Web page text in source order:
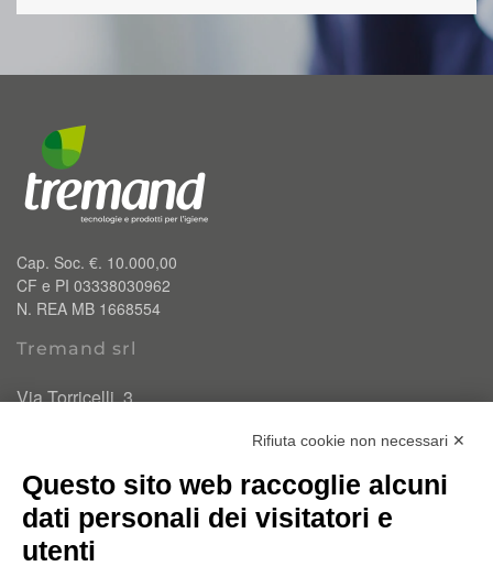
Cap. Soc. €. 10.000,00
CF e PI 03338030962
N. REA MB 1668554
Tremand srl
Via Torricelli, 3
info@tremand.it
Pec:amministrazione.tremandsrl@pec.it
Chi siamo
Rifiuta cookie non necessari ✕
Questo sito web raccoglie alcuni
dati personali dei visitatori e
utenti